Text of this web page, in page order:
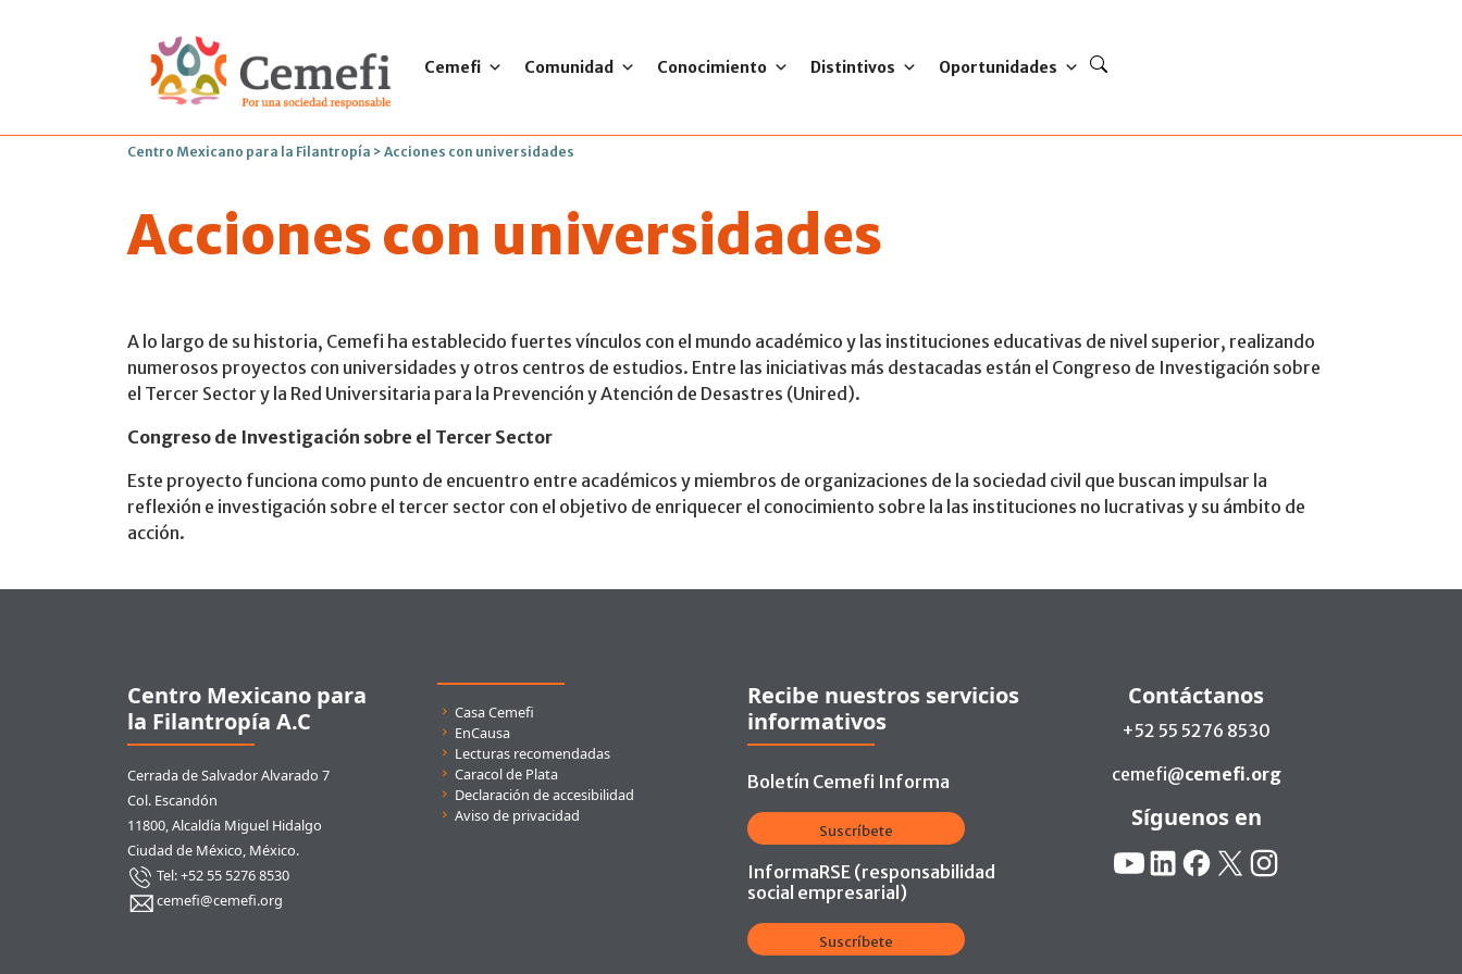
Cemefi Comunidad Conocimiento Distintivos Oportunidades
Centro Mexicano para la Filantropía > Acciones con universidades
Acciones con universidades
A lo largo de su historia, Cemefi ha establecido fuertes vínculos con el mundo académico y las instituciones educativas de nivel superior, realizando
numerosos proyectos con universidades y otros centros de estudios. Entre las iniciativas más destacadas están el Congreso de Investigación sobre
el Tercer Sector y la Red Universitaria para la Prevención y Atención de Desastres (Unired).
Congreso de Investigación sobre el Tercer Sector
Este proyecto funciona como punto de encuentro entre académicos y miembros de organizaciones de la sociedad civil que buscan impulsar la
reflexión e investigación sobre el tercer sector con el objetivo de enriquecer el conocimiento sobre la las instituciones no lucrativas y su ámbito de
acción.
Centro Mexicano para
la Filantropía A.C
Cerrada de Salvador Alvarado 7
Col. Escandón
11800, Alcaldía Miguel Hidalgo
Ciudad de México, México.
Tel: +52 55 5276 8530
cemefi@cemefi.org
Enlaces rápidos
Casa Cemefi
EnCausa
Lecturas recomendadas
Caracol de Plata
Declaración de accesibilidad
Aviso de privacidad
Recibe nuestros servicios
informativos
Boletín Cemefi Informa
Suscríbete
InformaRSE (responsabilidad
social empresarial)
Suscríbete
Contáctanos
+52 55 5276 8530
cemefi@cemefi.org
Síguenos en
Redes Sociales:
YouTubeLinkedinFacebook
X Instagram